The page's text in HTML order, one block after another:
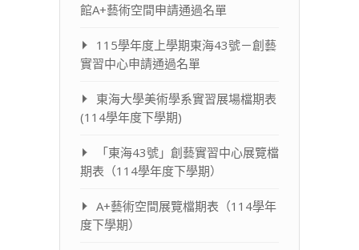
館A+藝術空間申請通過名單
115學年度上學期東海43號－創藝
實習中心申請通過名單
東海大學美術學系實習展場檔期表
(114學年度下學期)
「東海43號」創藝實習中心展覽檔
期表（114學年度下學期）
A+藝術空間展覽檔期表（114學年
度下學期）